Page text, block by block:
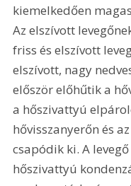
kiemelkedően
Az elszívott
friss és elszívott
elszívott, nagy
először előhűtik a
a hőszivattyú
hővisszanyerőn és
csapódik ki. A
hőszivattyú